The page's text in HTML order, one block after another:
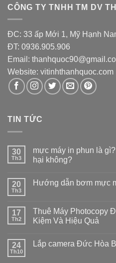
CÔNG TY TNHH TM DV
ĐC: 33 ấp Mới 1, Mỹ Hạnh
ĐT: 0936.905.906
Email:
Website: vitinhthanhquoc.com
TIN TỨC
30
Th3
mực máy in phun là
hại không?
20
Th3
Hướng dẫn bơm mực
17
Th2
Thuê Máy Photocopy
Kiệm Và Hiệu Quả
24
Th10
Lắp camera Đức Hòa